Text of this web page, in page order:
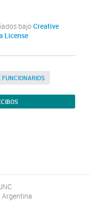
bajo Creative
License
FUNCIONARIOS
Argentina